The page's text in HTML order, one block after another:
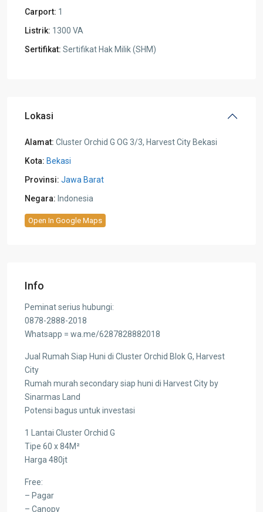
Carport: 1
Listrik: 1300 VA
Sertifikat: Sertifikat Hak Milik (SHM)
Lokasi
Alamat: Cluster Orchid G OG 3/3, Harvest City Bekasi
Kota: Bekasi
Provinsi: Jawa Barat
Negara: Indonesia
Open In Google Maps
Info
Peminat serius hubungi:
0878-2888-2018
Whatsapp = wa.me/6287828882018
Jual Rumah Siap Huni di Cluster Orchid Blok G, Harvest
City
Rumah murah secondary siap huni di Harvest City by
Sinarmas Land
Potensi bagus untuk investasi
1 Lantai Cluster Orchid G
Tipe 60 x 84M²
Harga 480jt
Free:
– Pagar
– Canopy